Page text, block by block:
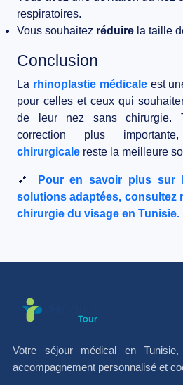
respiratoires.
Vous souhaitez réduire la taille
Conclusion
La rhinoplastie médicaleest
pour celles et ceux qui
de leur nez sans chirurgie.
correction plus
chirurgicale reste la meilleure
🔗
Pour en savoir plus sur
solutions adaptées, consultez
chirurgie du visage en Tunisie.
Votre séjour médical en
accompagnement personnalisé et